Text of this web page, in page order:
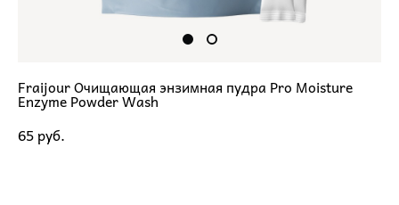
Fraijour Очищающая энзимная пудра Pro Moisture
Enzyme Powder Wash
65 pуб.